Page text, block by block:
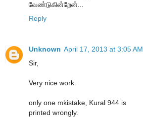
வேண்டுகின்றேன்...
Reply
Unknown April 17, 2013 at 3:05 AM
Sir,
Very nice work.
only one mkistake, Kural 944 is
printed wrongly.